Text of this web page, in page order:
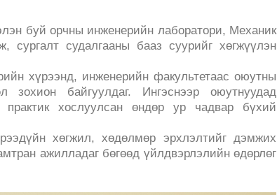
буй орчны инженерийн лаборатори, Механик
сургалт судалгааны бааз суурийг хөгжүүлэн
хүрээнд, инженерийн факультетаас оюутны
зохион байгуулдаг. Ингэснээр оюутнуудад
хослуулсан өндөр ур чадвар бүхий
хөгжил, хөдөлмөр эрхлэлтийг дэмжих
ажилладаг бөгөөд үйлдвэрлэлийн өдөрлөг